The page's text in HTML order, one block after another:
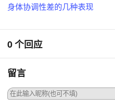
身体协调性差的几种表现
0 个回应
留言